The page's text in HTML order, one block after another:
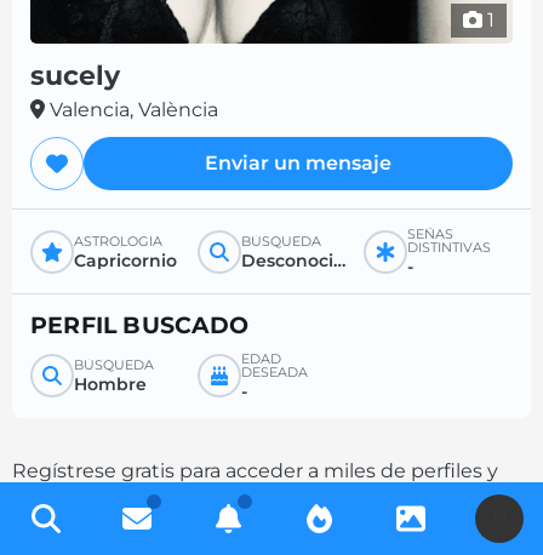
1
sucely
Valencia, València
Enviar un mensaje
ASTROLOGÍA
Capricornio
BÚSQUEDA
Desconocido
SEÑAS
DISTINTIVAS
-
PERFIL BUSCADO
BÚSQUEDA
Hombre
EDAD
DESEADA
-
Regístrese gratis para acceder a miles de perfiles y
aumente sus posibilidades de contacto
completando su descripción.